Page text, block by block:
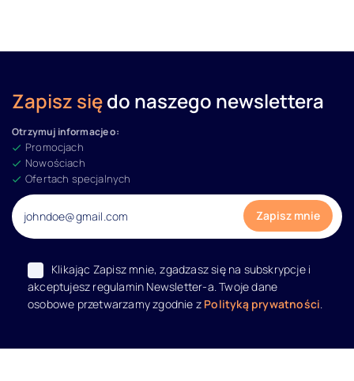
Zapisz siędo naszego newslettera
Otrzymuj informacje o:
Promocjach
Nowościach
Ofertach specjalnych
Klikając Zapisz mnie, zgadzasz się na subskrypcje i
akceptujesz regulamin Newsletter-a. Twoje dane
osobowe przetwarzamy zgodnie z Polityką prywatności.